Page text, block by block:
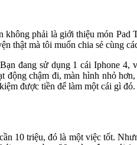
không phải là giới thiệu món
thật mà tôi muốn chia sẻ cùng
đang sử dụng 1 cái Iphone
động chậm đi, màn hình nhỏ
được tiền để làm một cái gì
10 triệu, đó là một việc tốt.